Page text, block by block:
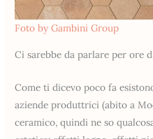
Foto by Gambini Group
Ci sarebbe da parlare per ore
Come ti dicevo poco fa
aziende produttrici (abito a
ceramico, quindi ne so